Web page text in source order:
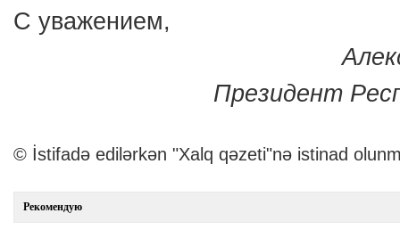
С уважением,
Президент
© İstifadə edilərkən "Xalq qəzeti"nə istinad
Рекомендую